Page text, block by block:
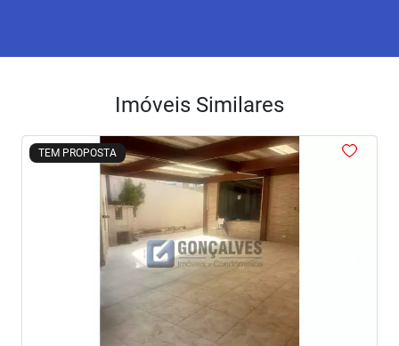
Imóveis Similares
TEM PROPOSTA
<<<<
Previous